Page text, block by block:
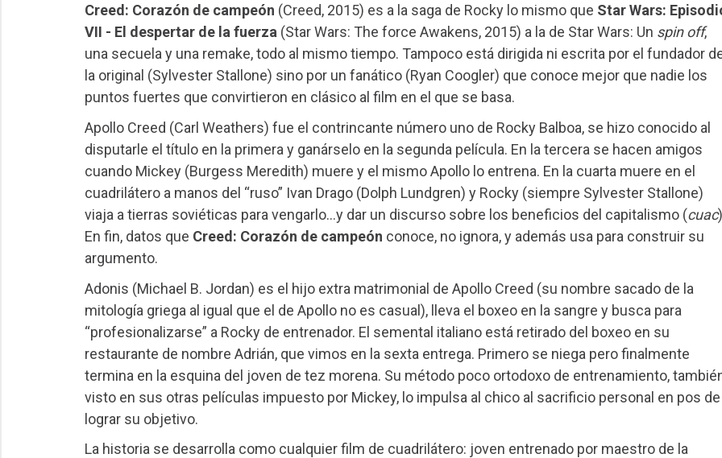
Creed: Corazón de campeón (Creed, 2015) es a la saga de Rocky lo mismo que Star Wars:
VII - El despertar de la fuerza (Star Wars: The force Awakens, 2015) a la de Star Wars: Un spin off,
una secuela y una remake, todo al mismo tiempo. Tampoco está dirigida ni escrita por el fundador
la original (Sylvester Stallone) sino por un fanático (Ryan Coogler) que conoce mejor que nadie los
puntos fuertes que convirtieron en clásico al film en el que se basa.
Apollo Creed (Carl Weathers) fue el contrincante número uno de Rocky Balboa, se hizo conocido al
disputarle el título en la primera y ganárselo en la segunda película. En la tercera se hacen amigos
cuando Mickey (Burgess Meredith) muere y el mismo Apollo lo entrena. En la cuarta muere en el
cuadrilátero a manos del “ruso” Ivan Drago (Dolph Lundgren) y Rocky (siempre Sylvester Stallone)
viaja a tierras soviéticas para vengarlo…y dar un discurso sobre los beneficios del capitalismo (cuac
En fin, datos que Creed: Corazón de campeón conoce, no ignora, y además usa para construir su
argumento.
Adonis (Michael B. Jordan) es el hijo extra matrimonial de Apollo Creed (su nombre sacado de la
mitología griega al igual que el de Apollo no es casual), lleva el boxeo en la sangre y busca para
“profesionalizarse” a Rocky de entrenador. El semental italiano está retirado del boxeo en su
restaurante de nombre Adrián, que vimos en la sexta entrega. Primero se niega pero finalmente
termina en la esquina del joven de tez morena. Su método poco ortodoxo de entrenamiento,
visto en sus otras películas impuesto por Mickey, lo impulsa al chico al sacrificio personal en pos de
lograr su objetivo.
La historia se desarrolla como cualquier film de cuadrilátero: joven entrenado por maestro de la